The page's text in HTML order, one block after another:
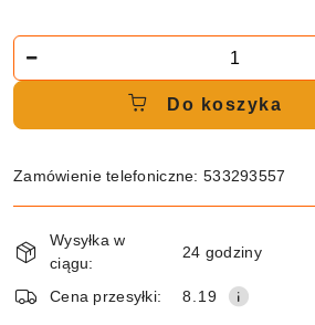
Do koszyka
Zamówienie telefoniczne: 533293557
i
dostawa
Wysyłka w
ciągu:
24 godziny
Cena przesyłki: 8.19